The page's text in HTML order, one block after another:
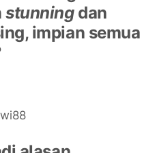
stunning dan
impian semua